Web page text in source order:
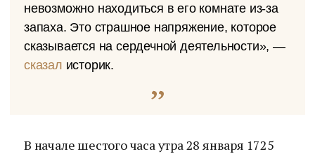
невозможно находиться в его комнате из-за
запаха. Это страшное напряжение, которое
сказывается на сердечной деятельности», —
сказал историк.
В начале шестого часа утра 28 января 1725